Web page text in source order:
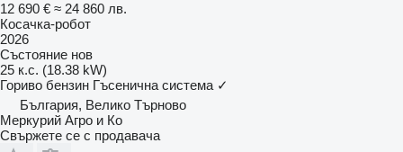
12 690 € ≈ 24 860 лв.
Косачка-робот
2026
Състояние нов
25 к.с. (18.38 kW)
Гориво бензин Гъсенична система ✓
България, Велико Търново
Меркурий Агро и Ко
Свържете се с продавача